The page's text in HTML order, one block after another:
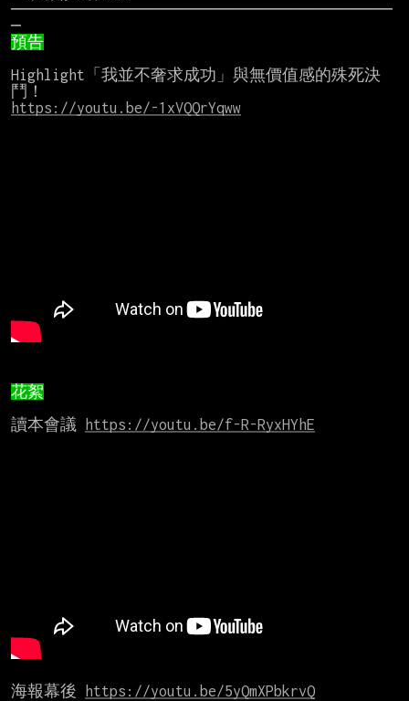
──────────────────────────────────────
預告
Highlight「我並不奢求成功」與無價值感的殊死決
https://youtu.be/-1xVQQrYqww
花絮
讀本會議
https://youtu.be/f-R-RyxHYhE
海報幕後 https://youtu.be/5yQmXPbkrvQ